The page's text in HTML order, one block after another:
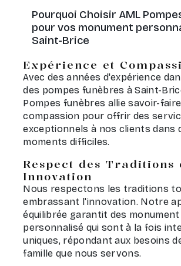
Pourquoi Choisir AML
pour vos monument
Saint-Brice
Expérience et
Avec des années d'expérience
des pompes funèbres à Saint-
Pompes funèbres allie savoir-
compassion pour offrir des
exceptionnels à nos clients dans
moments difficiles.
Respect des Traditions
Innovation
Nous respectons les traditions
embrassant l'innovation. Notre
équilibrée garantit des monument
personnalisé qui sont à la fois
uniques, répondant aux besoins
famille que nous servons.